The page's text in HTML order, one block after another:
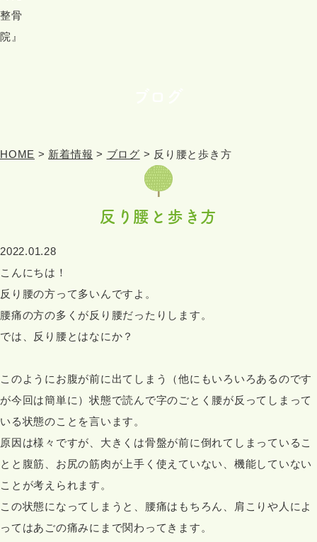
HOME > 新着情報 > ブログ > 反り腰と歩き方
反り腰と歩き方
2022.01.28
こんにちは！
反り腰の方って多いんですよ。
腰痛の方の多くが反り腰だったりします。
では、反り腰とはなにか？
このようにお腹が前に出てしまう（他にもいろいろあるのです
が今回は簡単に）状態で読んで字のごとく腰が反ってしまって
いる状態のことを言います。
原因は様々ですが、大きくは骨盤が前に倒れてしまっているこ
とと腹筋、お尻の筋肉が上手く使えていない、機能していない
ことが考えられます。
この状態になってしまうと、腰痛はもちろん、肩こりや人によ
ってはあごの痛みにまで関わってきます。